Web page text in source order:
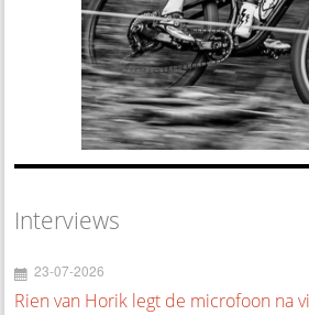
Interviews
23-07-2026
Rien van Horik legt de microfoon na